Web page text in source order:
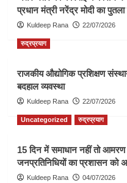
प्रधान मंत्री नरेंद्र मोदी का
Kuldeep Rana 22/07/2026
रुद्रप्रयाग
राजकीय औद्योगिक प्रशिक्षण
बदहाल व्यवस्था
Kuldeep Rana 22/07/2026
Uncategorized रुद्रप्रयाग
15 दिन में समाधान नहीं तो आमरण
जनप्रतिनिधियों का प्रशासन को
Kuldeep Rana 04/07/2026